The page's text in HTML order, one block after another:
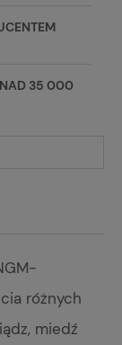
35 000
różnych
miedź